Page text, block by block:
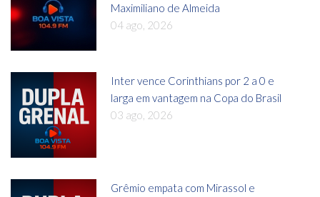
Maximiliano de Almeida
04 ago, 2026
Inter vence Corinthians por 2 a 0 e
larga em vantagem na Copa do Brasil
03 ago, 2026
Grêmio empata com Mirassol e